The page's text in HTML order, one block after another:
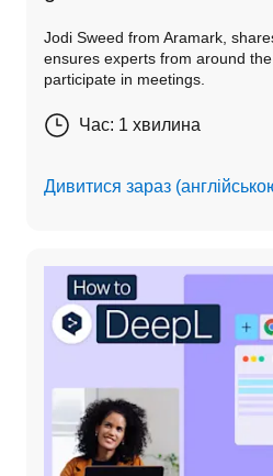
Jodi Sweed from Aramark,
ensures experts from around
participate in meetings.
Час: 1 хвилина
Дивитися зараз